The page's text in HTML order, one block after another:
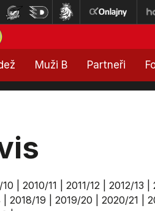
Muži B Partneři
2010/11 2011/12| 2012/13
2018/19 2019/20 2020/21